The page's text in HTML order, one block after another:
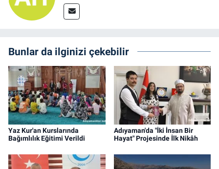
Bunlar da ilginizi çekebilir
Yaz Kur'an Kurslarında
Bağımlılık Eğitimi Verildi
Adıyaman'da "İki İnsan Bir
Hayat" Projesinde İlk Nikâh